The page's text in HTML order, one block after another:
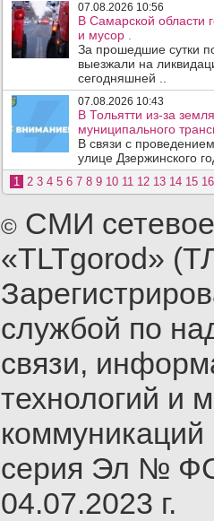
07.08.2026 10:56
В Самарской области
и мусор .
За прошедшие сутки
выезжали на
сегодняшней ..
07.08.2026 10:43
В Тольятти из-за
муниципального
В связи с
улице Дзержинского
1 2 3 4 5 6 7 8 9 10 11 12 13 14 15 16
© СМИ
«TLTgorod»
службой по
связи,
технологий и
серия Эл №
04.07.2023 г.